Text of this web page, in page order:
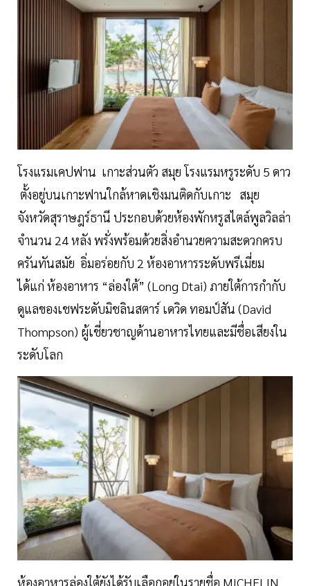
โรงแรมเคปฟาน เกาะส่วนตัว สมุย โรงแรมหรูระดับ 5 ดาว
ตั้งอยู่บนเกาะฟานใกล้หาดเชิงมนติดกับเกาะ สมุย
จังหวัดสุราษฎร์ธานี ประกอบด้วยห้องพักหรูสไตล์พูลวิลล่า
จำนวน 24 หลัง พรั่งพร้อมด้วยสิ่งอำนวยความสะดวกครบ
ครันทันสมัย อิ่มอร่อยกับ 2 ห้องอาหารระดับพรีเมี่ยม
ได้แก่ ห้องอาหาร “ล่องใต้” (Long Dtai) ภายใต้การกำกับ
ดูแลของเชฟระดับมิชลินสตาร์ เดวิด ทอมป์สัน (David
Thompson) ผู้เชี่ยวชาญด้านอาหารไทยและมีชื่อเสียงใน
ระดับโลก
ห้องอาหารล่องใต้ยังได้รับเลือกอยู่ในรายชื่อ MICHELIN